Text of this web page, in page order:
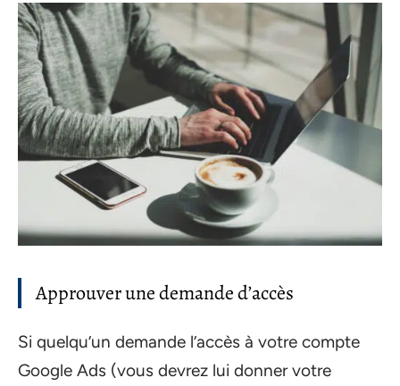
Approuver une demande d’accès
Si quelqu’un demande l’accès à votre compte
Google Ads (vous devrez lui donner votre